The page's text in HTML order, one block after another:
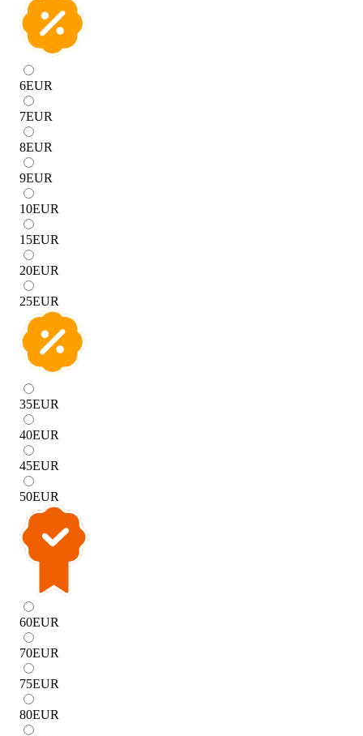
6EUR
7EUR
8EUR
9EUR
10EUR
15EUR
20EUR
25EUR
35EUR
40EUR
45EUR
50EUR
60EUR
70EUR
75EUR
80EUR